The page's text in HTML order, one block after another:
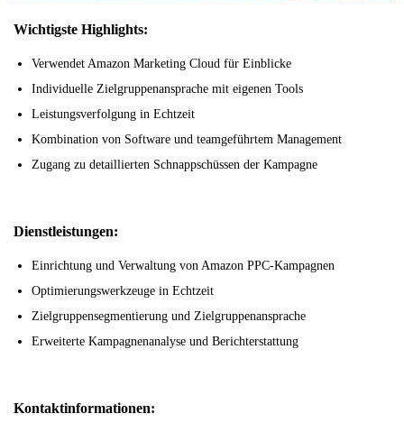
Wichtigste Highlights:
Verwendet Amazon Marketing Cloud für Einblicke
Individuelle Zielgruppenansprache mit eigenen Tools
Leistungsverfolgung in Echtzeit
Kombination von Software und teamgeführtem Management
Zugang zu detaillierten Schnappschüssen der Kampagne
Dienstleistungen:
Einrichtung und Verwaltung von Amazon PPC-Kampagnen
Optimierungswerkzeuge in Echtzeit
Zielgruppensegmentierung und Zielgruppenansprache
Erweiterte Kampagnenanalyse und Berichterstattung
Kontaktinformationen: